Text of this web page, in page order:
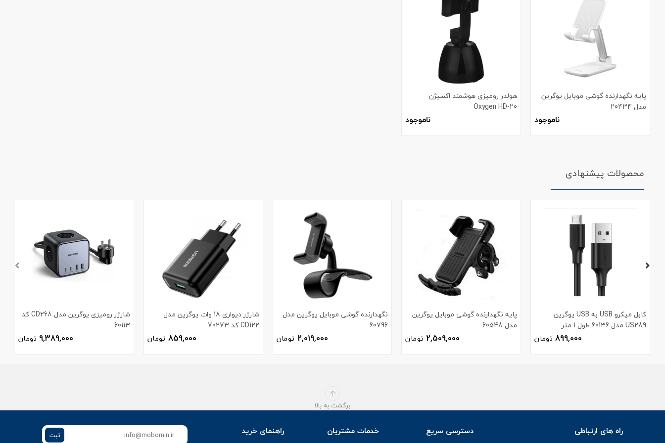
پایه نگهدارنده گوشی موبایل یوگرین
مدل 20434
ناموجود
هولدر رومیزی هوشمند اکسیژن
Oxygen HD-20
ناموجود
محصولات پیشنهادی
کابل میکرو USB به USB یوگرین
US289 مدل 60136 طول 1 متر
899,000 تومان
پایه نگهدارنده گوشی موبایل یوگرین
مدل 60548
2,509,000 تومان
نگهدارنده گوشی موبایل یوگرین مدل
60796
2,019,000 تومان
شارژر دیواری 18 وات یوگرین مدل
CD122 کد 70273
859,000 تومان
شارژر رومیزی یوگرین مدل CD268 کد
60113
9,389,000 تومان
برگشت به بالا
راه های ارتباطی
دسترسی سریع خدمات مشتریان راهنمای خرید ثبت